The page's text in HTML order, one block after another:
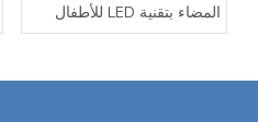
المضاء بتقنية LED للأطفال